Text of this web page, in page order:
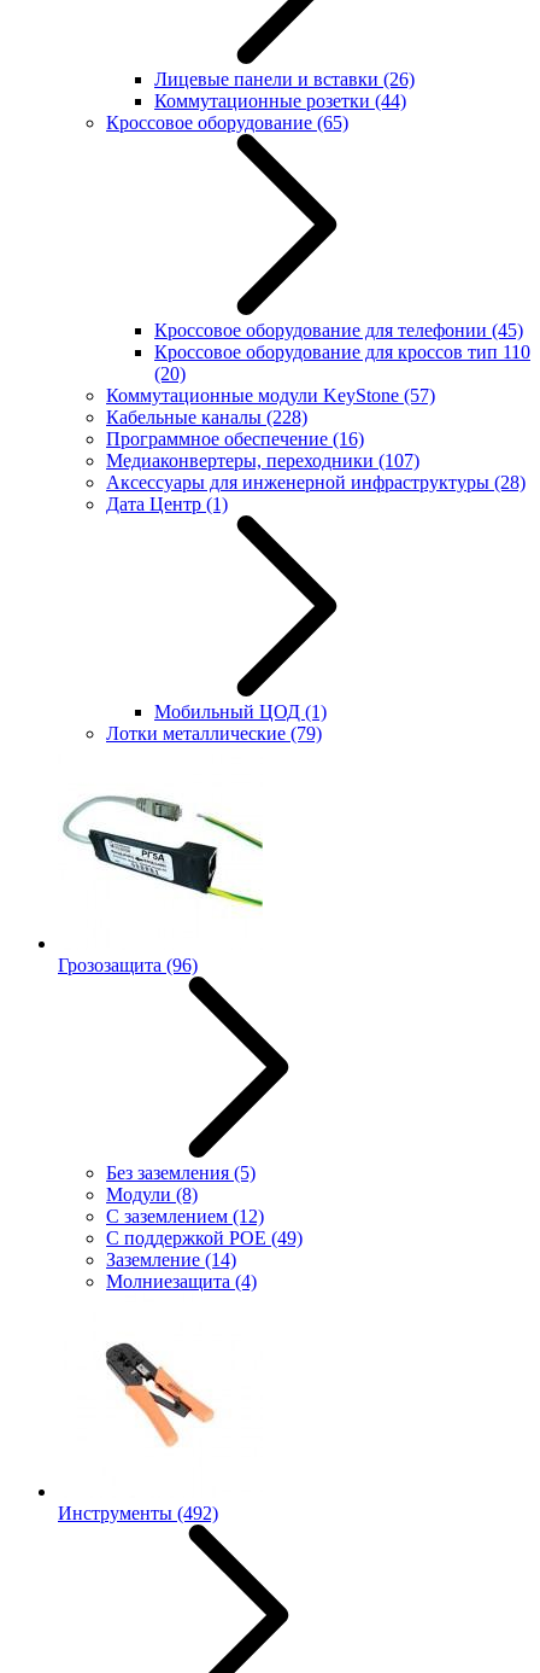
Лицевые панели и вставки (26)
Коммутационные розетки (44)
Кроссовое оборудование (65)
Кроссовое оборудование для телефонии (45)
Кроссовое оборудование для кроссов тип 110
(20)
Коммутационные модули KeyStone (57)
Кабельные каналы (228)
Программное обеспечение (16)
Медиаконвертеры, переходники (107)
Аксессуары для инженерной инфраструктуры (28)
Дата Центр (1)
Мобильный ЦОД (1)
Лотки металлические (79)
Грозозащита (96)
Без заземления (5)
Модули (8)
С заземлением (12)
С поддержкой POE (49)
Заземление (14)
Молниезащита (4)
Инструменты (492)